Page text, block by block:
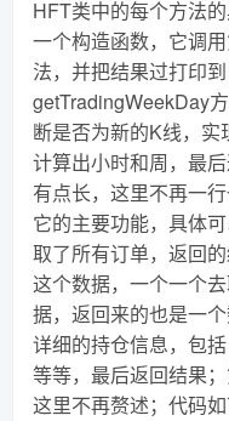
HFT类中的每个方法
一个构造函数，它调
法，并把结果过打印
getTradingWeekDay
断是否为新的K线，实
计算出小时和周，最
有点长，这里不再一
它的主要功能，具体
取了所有订单，返回
这个数据，一个一个
据，返回来的也是一
详细的持仓信息，包
等等，最后返回结果
这里不再赘述；代码如